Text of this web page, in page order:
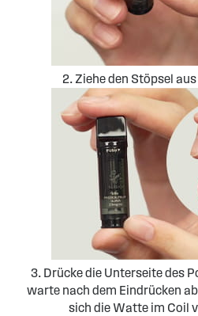
2. Ziehe den Stöpsel
3. Drücke die Unterseite des
warte nach dem Eindrücken
sich die Watte im Coil